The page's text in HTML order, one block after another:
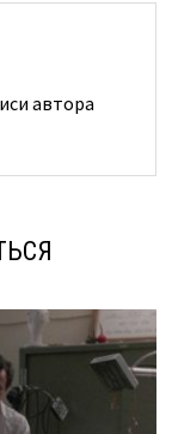
автора